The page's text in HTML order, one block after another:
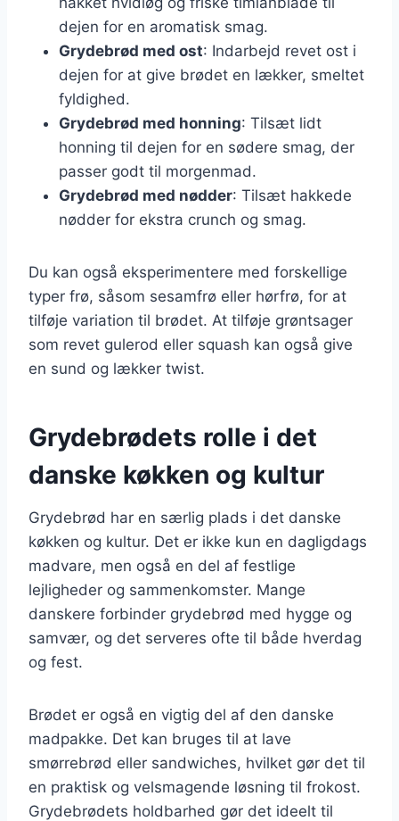
dejen for en aromatisk smag.
Grydebrød med ost: Indarbejd revet ost i
dejen for at give brødet en lækker, smeltet
fyldighed.
Grydebrød med honning: Tilsæt lidt
honning til dejen for en sødere smag, der
passer godt til morgenmad.
Grydebrød med nødder: Tilsæt hakkede
nødder for ekstra crunch og smag.
Du kan også eksperimentere med forskellige
typer frø, såsom sesamfrø eller hørfrø, for at
tilføje variation til brødet. At tilføje grøntsager
som revet gulerod eller squash kan også give
en sund og lækker twist.
Grydebrødets rolle i det
danske køkken og kultur
Grydebrød har en særlig plads i det danske
køkken og kultur. Det er ikke kun en dagligdags
madvare, men også en del af festlige
lejligheder og sammenkomster. Mange
danskere forbinder grydebrød med hygge og
samvær, og det serveres ofte til både hverdag
og fest.
Brødet er også en vigtig del af den danske
madpakke. Det kan bruges til at lave
smørrebrød eller sandwiches, hvilket gør det til
en praktisk og velsmagende løsning til frokost.
Grydebrødets holdbarhed gør det ideelt til